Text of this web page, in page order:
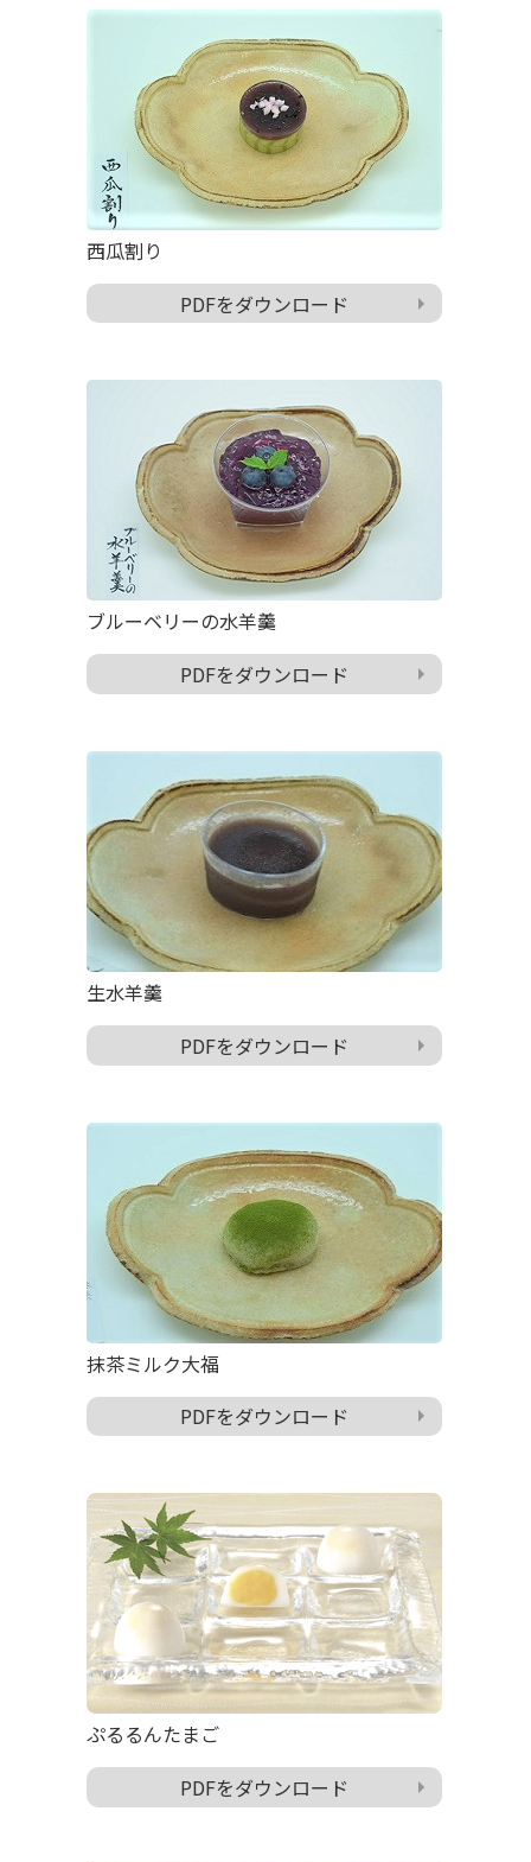
西瓜割り
PDFをダウンロード
ブルーベリーの水羊羹
PDFをダウンロード
生水羊羹
PDFをダウンロード
抹茶ミルク大福
PDFをダウンロード
ぷるるんたまご
PDFをダウンロード